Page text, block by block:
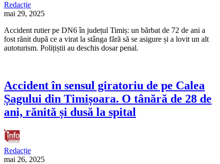
Redacție
mai 29, 2025
Accident rutier pe DN6 în județul Timiș: un bărbat de 72 de ani a
fost rănit după ce a virat la stânga fără să se asigure și a lovit un alt
autoturism. Polițiștii au deschis dosar penal.
Accident în sensul giratoriu de pe Calea
Șagului din Timișoara. O tânără de 28 de
ani, rănită și dusă la spital
Redacție
mai 26, 2025